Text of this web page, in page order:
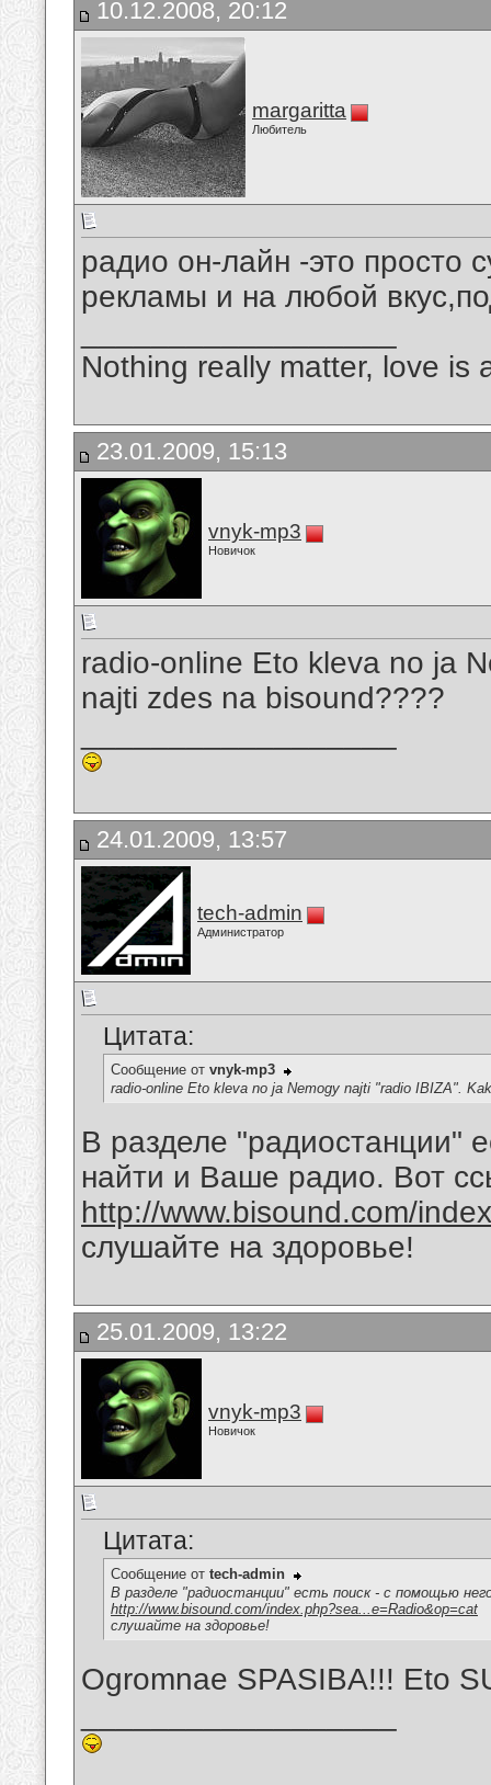
10.12.2008, 20:12
margaritta
Любитель
радио он-лайн -это просто
рекламы и на любой
Nothing really matter, love is
23.01.2009, 15:13
vnyk-mp3
Новичок
radio-online Eto kleva no ja
najti zdes na bisound????
24.01.2009, 13:57
tech-admin
Администратор
Цитата:
Сообщение от vnyk-mp3
radio-online Eto kleva no ja Nemogy najti "radio IBIZA".
В разделе "радиостанции"
найти и Ваше радио. Вот
http://www.bisound.com/
слушайте на здоровье!
25.01.2009, 13:22
vnyk-mp3
Новичок
Цитата:
Сообщение от tech-admin
В разделе "радиостанции" есть поиск - с помощью
http://www.bisound.com/index.php?sea...e=Radio&op=cat
слушайте на здоровье!
Ogromnae SPASIBA!!! Eto